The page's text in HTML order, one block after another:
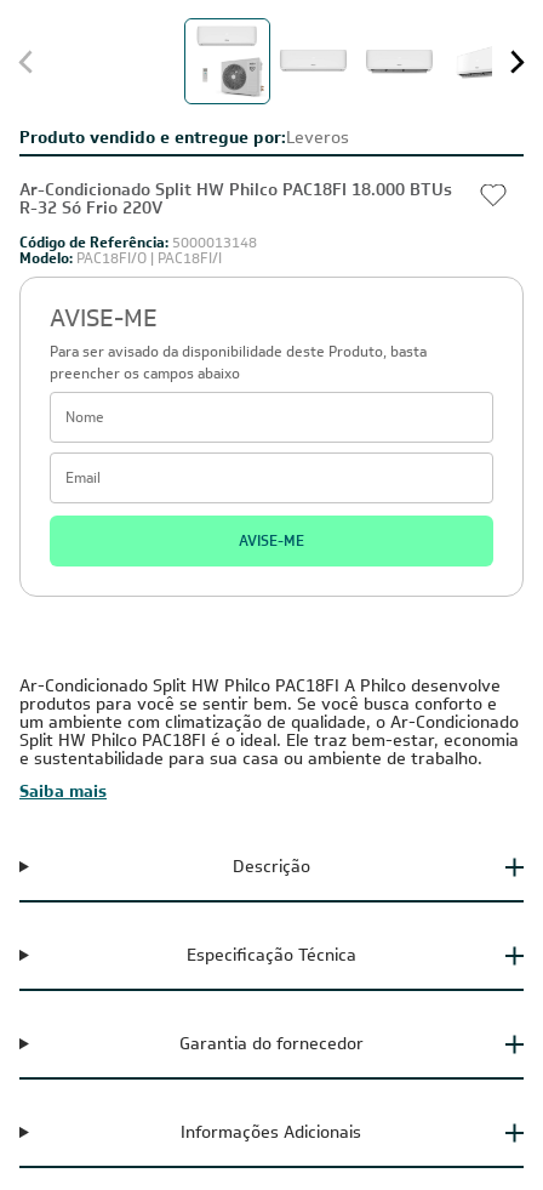
Produto vendido e entregue por:Leveros
Ar-Condicionado Split HW Philco PAC18FI 18.000 BTUs
R-32 Só Frio 220V
Código de Referência: 5000013148
Modelo: PAC18FI/O | PAC18FI/I
AVISE-ME
Para ser avisado da disponibilidade deste Produto, basta
preencher os campos abaixo
AVISE-ME
Ar-Condicionado Split HW Philco PAC18FI A Philco desenvolve
produtos para você se sentir bem. Se você busca conforto e
um ambiente com climatização de qualidade, o Ar-Condicionado
Split HW Philco PAC18FI é o ideal. Ele traz bem-estar, economia
e sustentabilidade para sua casa ou ambiente de trabalho.
Saiba mais
Descrição
Especificação Técnica
Garantia do fornecedor
Informações Adicionais